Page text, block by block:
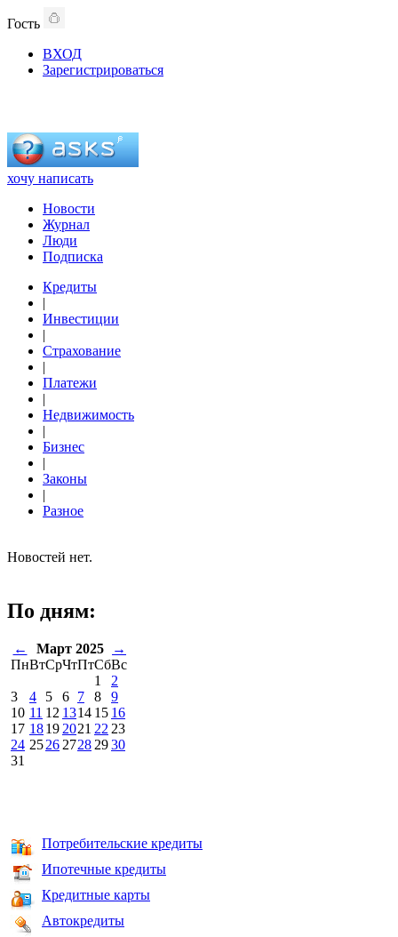
Гость
ВХОД
Зарегистрироваться
хочу написать
Новости
Журнал
Люди
Подписка
Кредиты
|
Инвестиции
|
Страхование
|
Платежи
|
Недвижимость
|
Бизнес
|
Законы
|
Разное
Новостей нет.
По дням:
← Март 2025
→
ПнВтСрЧтПтСбВс
1
2
3
4 5 6 7 8
9
10 11 12 1314 15 16
17 1819 2021 22 23
24 2526 2728 2930
31
Потребительские кредиты
Ипотечные кредиты
Кредитные карты
Автокредиты